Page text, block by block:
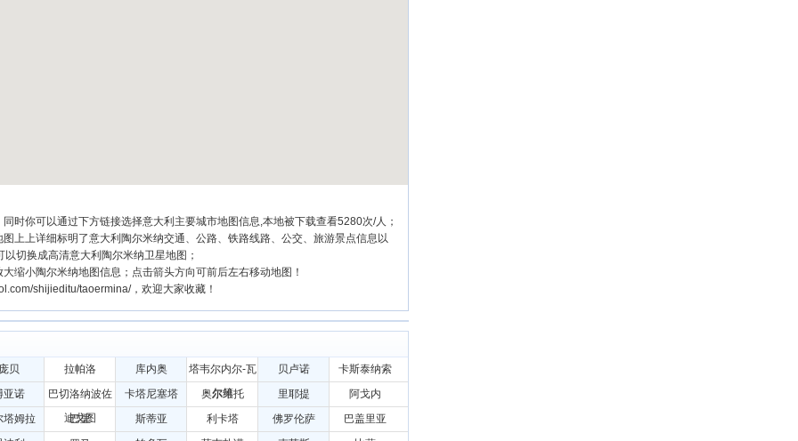
时你可以通过下方链接选择意大利主要城市地图信息,本地被下载查看5280次/人；
上上详细标明了意大利陶尔米纳交通、公路、铁路线路、公交、旅游景点信息以
切换成高清意大利陶尔米纳卫星地图；
缩小陶尔米纳地图信息；点击箭头方向可前后左右移动地图！
shijieditu/taoermina/，欢迎大家收藏！
贝 拉帕洛 库内奥
塔韦尔内尔-瓦
尔第
贝卢诺
卡斯泰纳索
亚诺
巴切洛纳波佐
迪戈图
卡塔尼塞塔 奥尔维托 里耶提
阿戈内
塔姆拉
巴里 斯蒂亚 利卡塔 佛罗伦萨
巴盖里亚